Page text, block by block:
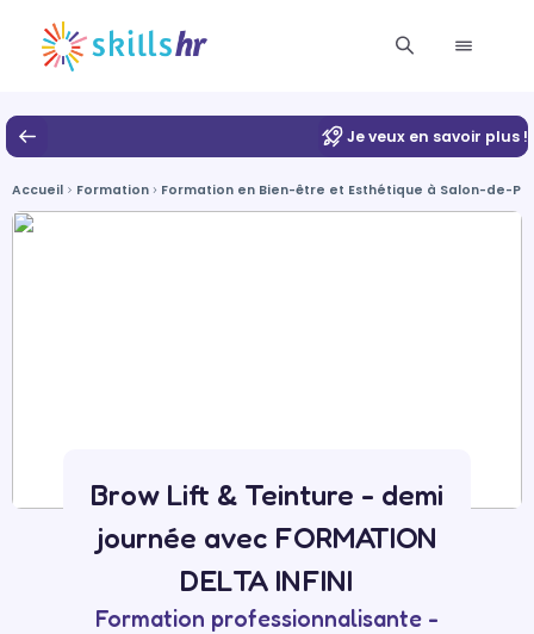
Je veux en savoir plus !
Accueil Formation Formation en Bien-être et Esthétique à Salon-de-
Brow Lift & Teinture - demi
journée avec FORMATION
DELTA INFINI
Formation professionnalisante -